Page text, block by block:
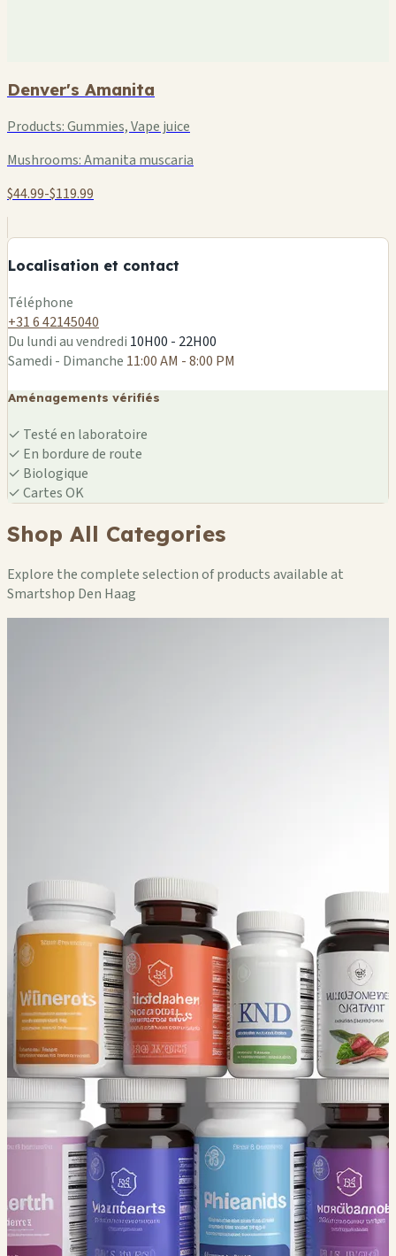
Denver's Amanita
Products:Gummies, Vape juice
Mushrooms:Amanita muscaria
$44.99-$119.99
Localisation et contact
−
Téléphone
+31 6 42145040
Du lundi au vendredi 10H00 - 22H00
Samedi - Dimanche 11:00 AM - 8:00 PM
Aménagements vérifiés
✓ Testé en laboratoire
✓ En bordure de route
✓ Biologique
✓Cartes OK
Shop All Categories
Explore the complete selection of products available at
Smartshop Den Haag